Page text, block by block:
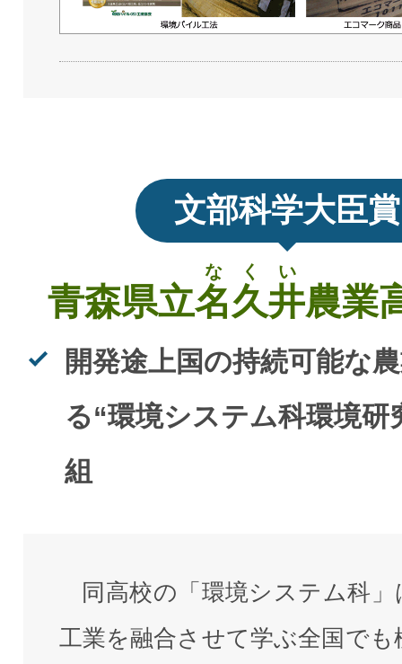
文部科学大臣賞
青森県立名久井
なくい
農業
開発途上国の持続可能な
る“環境システム科環境研
組
同高校の「環境システム科
工業を融合させて学ぶ全国でも